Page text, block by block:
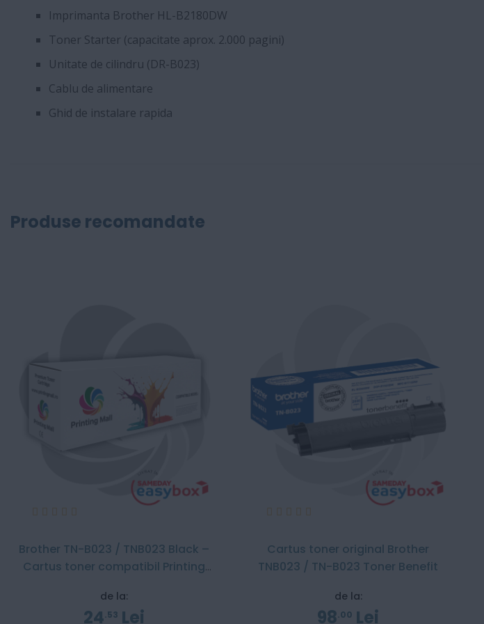
Imprimanta Brother HL-B2180DW
Toner Starter (capacitate aprox. 2.000 pagini)
Unitate de cilindru (DR-B023)
Cablu de alimentare
Ghid de instalare rapida
Produse recomandate
Evaluare:
Brother TN-B023 / TNB023 Black –
Cartus toner compatibil Printing
de la:
24 53 Lei
Evaluare:
Cartus toner original Brother
TNB023 / TN-B023 Toner Benefit
de la:
98 00 Lei